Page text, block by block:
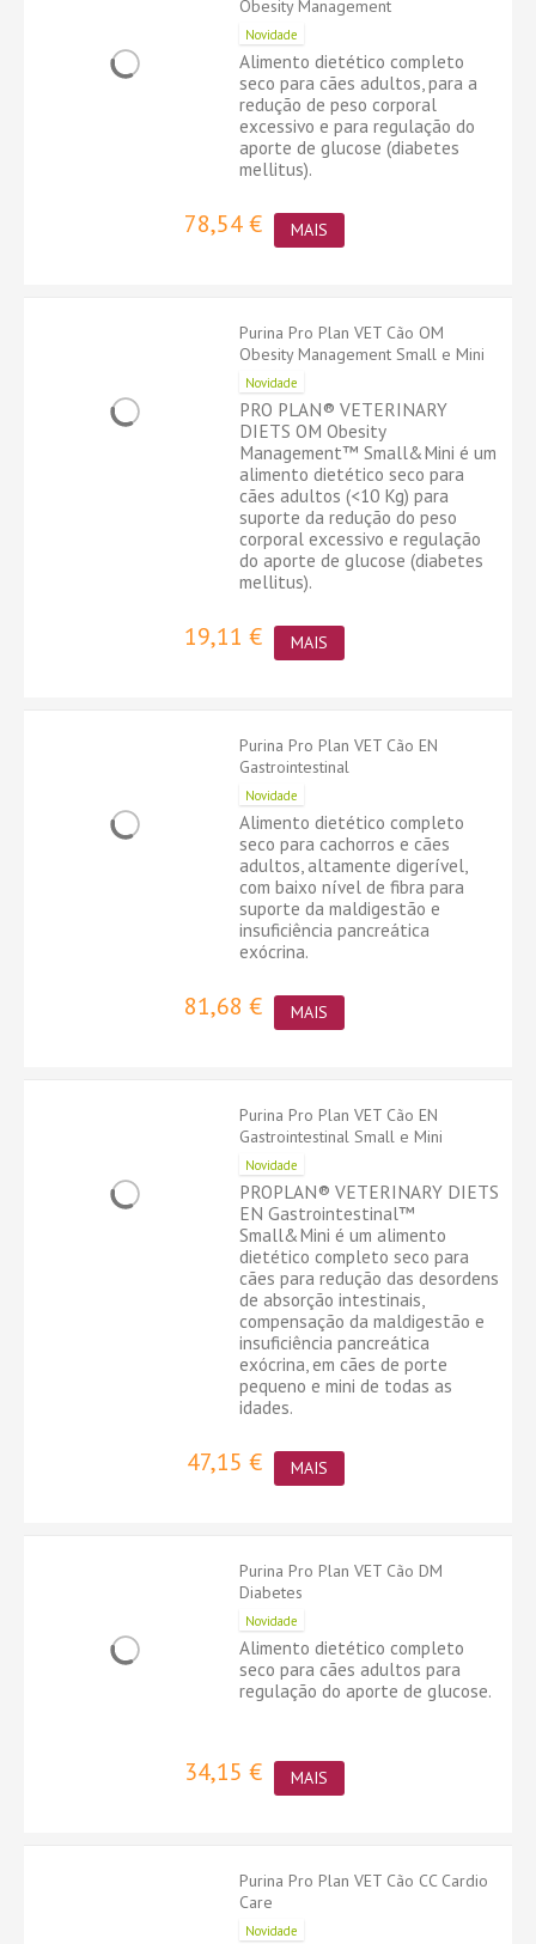
Obesity Management
Novidade
Alimento dietético completo
seco para cães adultos, para a
redução de peso corporal
excessivo e para regulação do
aporte de glucose (diabetes
mellitus).
78,54 € MAIS
Purina Pro Plan VET Cão OM
Obesity Management Small e Mini
Novidade
PRO PLAN® VETERINARY
DIETS OM Obesity
Management™ Small&Mini é um
alimento dietético seco para
cães adultos (<10 Kg) para
suporte da redução do peso
corporal excessivo e regulação
do aporte de glucose (diabetes
mellitus).
19,11 € MAIS
Purina Pro Plan VET Cão EN
Gastrointestinal
Novidade
Alimento dietético completo
seco para cachorros e cães
adultos, altamente digerível,
com baixo nível de fibra para
suporte da maldigestão e
insuficiência pancreática
exócrina.
81,68 € MAIS
Purina Pro Plan VET Cão EN
Gastrointestinal Small e Mini
Novidade
PROPLAN® VETERINARY DIETS
EN Gastrointestinal™
Small&Mini é um alimento
dietético completo seco para
cães para redução das desordens
de absorção intestinais,
compensação da maldigestão e
insuficiência pancreática
exócrina, em cães de porte
pequeno e mini de todas as
idades.
47,15 € MAIS
Purina Pro Plan VET Cão DM
Diabetes
Novidade
Alimento dietético completo
seco para cães adultos para
regulação do aporte de glucose.
34,15 € MAIS
Purina Pro Plan VET Cão CC Cardio
Care
Novidade